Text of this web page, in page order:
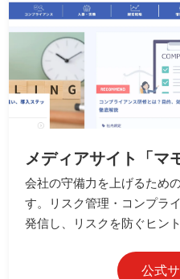
メディアサイト「マ
会社の守備力を上げるため
す。リスク管理・コンプラ
発信し、リスクを防ぐヒン
公式